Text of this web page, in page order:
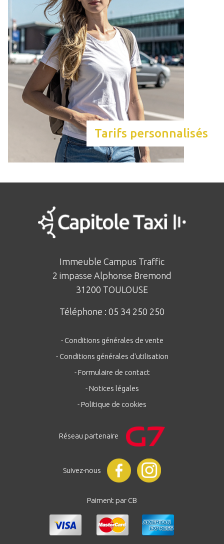
Tarifs personnalisés
Immeuble Campus Traffic
2 impasse Alphonse Bremond
31200 TOULOUSE
Téléphone : 05 34 250 250
- Conditions générales de vente
- Conditions générales d'utilisation
- Formulaire de contact
- Notices légales
- Politique de cookies
Réseau partenaire
Suivez-nous
Paiment par CB